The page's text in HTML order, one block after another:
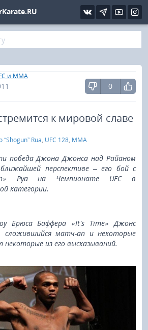
и MMA
0
к мировой славе
“Shogun” Rua, UFC 128, MMA
победа Джона Джонса над Райаном
перспективе – его бой с
Руа на Чемпионате UFC в
категории.
Брюса Баффера «It’s Time» Джонс
сложившийся матч-ап и некоторые
некоторые из его высказываний.